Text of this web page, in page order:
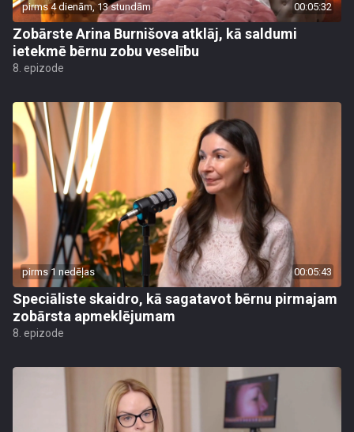
pirms 4 dienām, 13 stundām 00:05:32
Zobārste Arina Burnišova atklāj, kā saldumi
ietekmē bērnu zobu veselību
8. epizode
pirms 1 nedēļas 00:05:43
Speciāliste skaidro, kā sagatavot bērnu pirmajam
zobārsta apmeklējumam
8. epizode